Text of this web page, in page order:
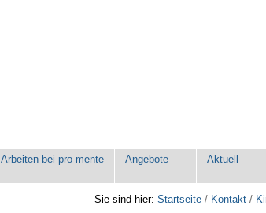
Arbeiten bei pro mente Angebote Aktuell
Sie sind hier: Startseite / Kontakt /